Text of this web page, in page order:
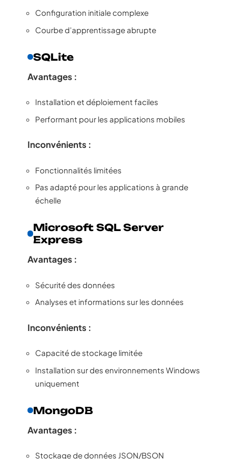
Configuration initiale complexe
Courbe d’apprentissage abrupte
SQLite
Avantages :
Installation et déploiement faciles
Performant pour les applications mobiles
Inconvénients :
Fonctionnalités limitées
Pas adapté pour les applications à grande
échelle
Microsoft SQL Server
Express
Avantages :
Sécurité des données
Analyses et informations sur les données
Inconvénients :
Capacité de stockage limitée
Installation sur des environnements Windows
uniquement
MongoDB
Avantages :
Stockage de données JSON/BSON